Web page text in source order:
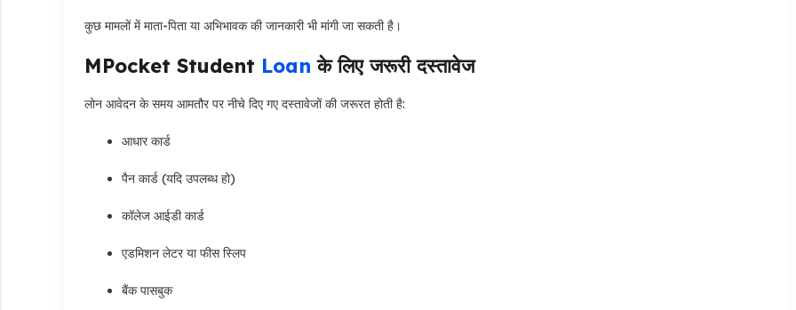
कुछ मामलों में माता-पिता या अभिभावक की जानकारी भी मांगी जा सकती है।
MPocket Student Loan के लिए जरूरी दस्तावेज
लोन आवेदन के समय आमतौर पर नीचे दिए गए दस्तावेजों की जरूरत होती है:
आधार कार्ड
पैन कार्ड (यदि उपलब्ध हो)
कॉलेज आईडी कार्ड
एडमिशन लेटर या फीस स्लिप
बैंक पासबुक